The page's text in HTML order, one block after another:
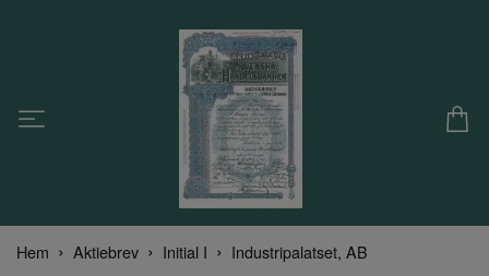
Hem Aktiebrev Initial I Industripalatset, AB